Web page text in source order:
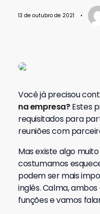
13 de outubro de 2021 •
Você já precisou
na empresa?Estes
requisitados para
reuniões com
Mas existe algo
costumamos
podem ser mais
inglês. Calma,
funções e vamos